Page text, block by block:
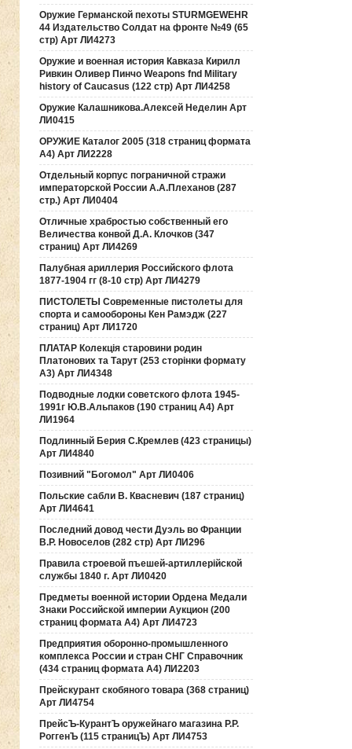
Оружие Германской пехоты STURMGEWEHR
44 Издательство Солдат на фронте №49 (65
стр) Арт ЛИ4273
Оружие и военная история Кавказа Кирилл
Ривкин Оливер Пинчо Weapons fnd Military
history of Caucasus (122 стр) Арт ЛИ4258
Оружие Калашникова.Алексей Неделин Арт
ЛИ0415
ОРУЖИЕ Каталог 2005 (318 страниц формата
А4) Арт ЛИ2228
Отдельный корпус пограничной стражи
императорской России А.А.Плеханов (287
стр.) Арт ЛИ0404
Отличные храбростью собственный его
Величества конвой Д.А. Клочков (347
страниц) Арт ЛИ4269
Палубная ариллерия Российского флота
1877-1904 гг (8-10 стр) Арт ЛИ4279
ПИСТОЛЕТЫ Современные пистолеты для
спорта и самообороны Кен Рамэдж (227
страниц) Арт ЛИ1720
ПЛАТАР Колекція старовини родин
Платонових та Тарут (253 сторінки формату
А3) Арт ЛИ4348
Подводные лодки советского флота 1945-
1991г Ю.В.Альпаков (190 страниц А4) Арт
ЛИ1964
Подлинный Берия С.Кремлев (423 страницы)
Арт ЛИ4840
Позивний "Богомол" Арт ЛИ0406
Польские сабли В. Квасневич (187 страниц)
Арт ЛИ4641
Последний довод чести Дуэль во Франции
В.Р. Новоселов (282 стр) Арт ЛИ296
Правила строевой пъешей-артиллерiйской
службы 1840 г. Арт ЛИ0420
Предметы военной истории Ордена Медали
Знаки Российской империи Аукцион (200
страниц формата А4) Арт ЛИ4723
Предприятия оборонно-промышленного
комплекса России и стран СНГ Справочник
(434 страниц формата А4) ЛИ2203
Прейскурант скобяного товара (368 страниц)
Арт ЛИ4754
ПрейсЪ-КурантЪ оружейнаго магазина Р.Р.
РоггенЪ (115 страницЪ) Арт ЛИ4753